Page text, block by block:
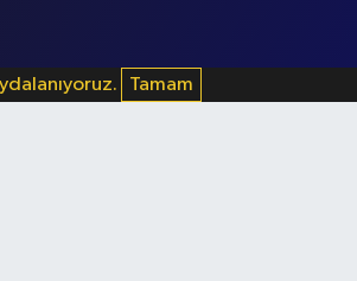
Tamam